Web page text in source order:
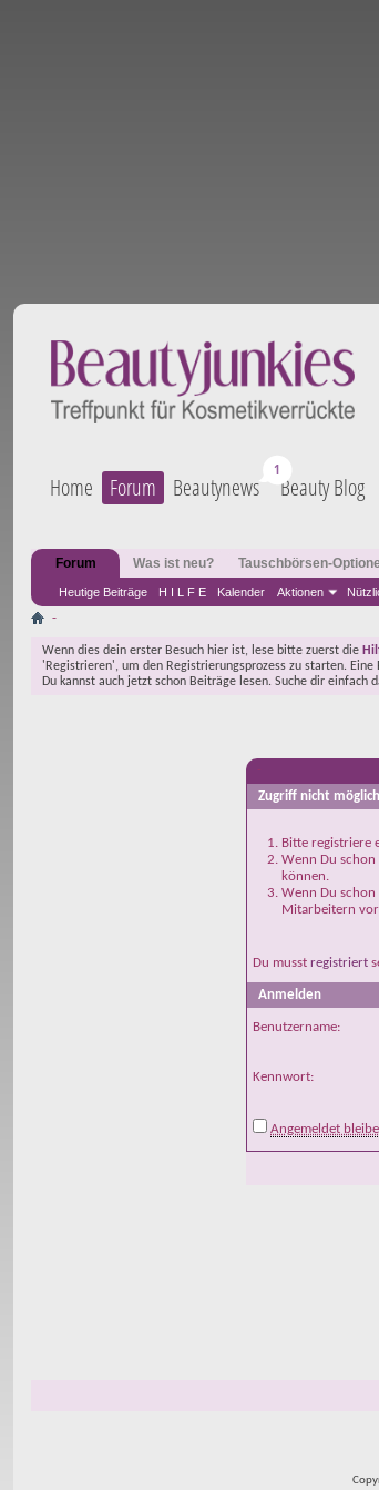
Home Forum Beautynews Beauty Blog
Forum
Heutige Beiträge H I L F E Kalender Aktionen
Was ist neu? Tauschbörsen-
-
Wenn dies dein erster Besuch hier ist, lese bitte zuerst die
'Registrieren', um den Registrierungsprozess zu starten.
Du kannst auch jetzt schon Beiträge lesen. Suche dir einfach
-
Zugriff nicht möglich
Bitte registriere
Wenn Du
können.
Wenn Du schon
Mitarbeitern
Du musst registriert
Anmelden
Benutzername:
Kennwort:
Angemeldet